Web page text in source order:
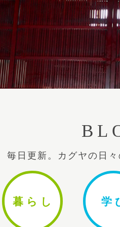
毎日更新。カグヤの日々
暮ら し 学